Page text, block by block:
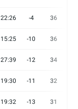
22:26 -4 36
15:25 -10 36
27:39 -12 34
19:30 -11 32
19:32 -13 31